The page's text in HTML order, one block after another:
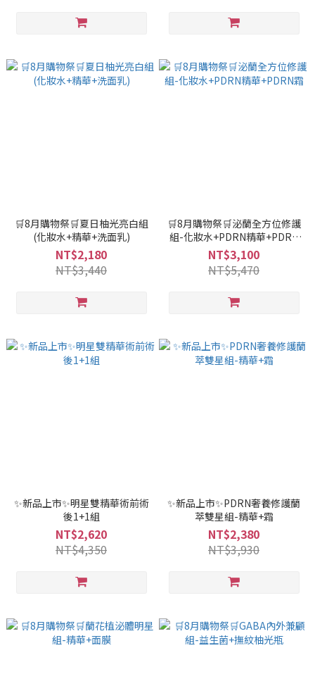
🛒8月購物祭🛒夏日柚光亮白組
(化妝水+精華+洗面乳)
NT$2,180
NT$3,440
🛒8月購物祭🛒泌蘭全方位修護
組-化妝水+PDRN精華+PDRN
霜
NT$3,100
NT$5,470
✨新品上市✨明星雙精華術前術
後1+1組
NT$2,620
NT$4,350
✨新品上市✨PDRN奢養修護蘭
萃雙星組-精華+霜
NT$2,380
NT$3,930